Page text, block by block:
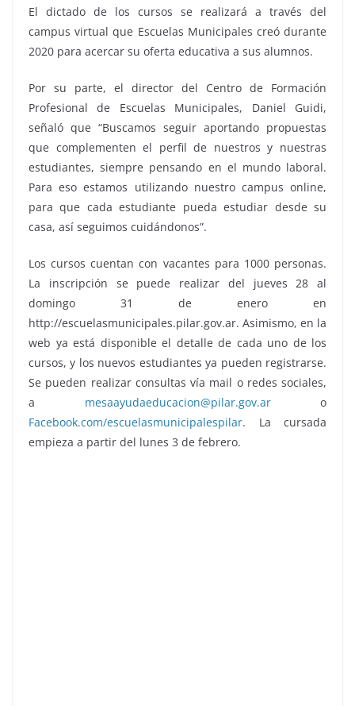
El dictado de los cursos se realizará a través del
campus virtual que Escuelas Municipales creó durante
2020 para acercar su oferta educativa a sus alumnos.
Por su parte, el director del Centro de Formación
Profesional de Escuelas Municipales, Daniel Guidi,
señaló que “Buscamos seguir aportando propuestas
que complementen el perfil de nuestros y nuestras
estudiantes, siempre pensando en el mundo laboral.
Para eso estamos utilizando nuestro campus online,
para que cada estudiante pueda estudiar desde su
casa, así seguimos cuidándonos”.
Los cursos cuentan con vacantes para 1000 personas.
La inscripción se puede realizar del jueves 28 al
domingo 31 de enero en
http://escuelasmunicipales.pilar.gov.ar. Asimismo, en la
web ya está disponible el detalle de cada uno de los
cursos, y los nuevos estudiantes ya pueden registrarse.
Se pueden realizar consultas vía mail o redes sociales,
a mesaayudaeducacion@pilar.gov.aro
Facebook.com/escuelasmunicipalespilar. La cursada
empieza a partir del lunes 3 de febrero.